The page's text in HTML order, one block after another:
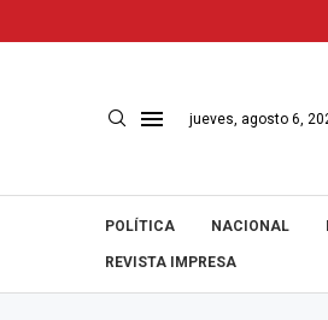
jueves, agosto 6,
POLÍTICA NACIONAL
REVISTA IMPRESA